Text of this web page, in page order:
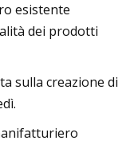
esistente
dei prodotti
sulla creazione di